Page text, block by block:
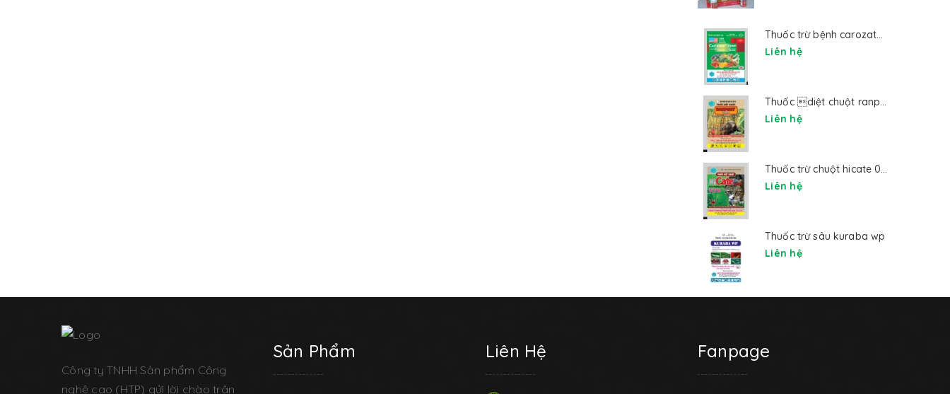
Thuốc trừ bệnh carozate 72wp
Liên hệ
Thuốc diệt chuột ranpart 2%ds
Liên hệ
Thuốc trừ chuột hicate 0.25wp
Liên hệ
Thuốc trừ sâu kuraba wp
Liên hệ
nghệ cao (HTP) gửi lời chào trân
trọng và chân thành cảm ơn sự
Sản Phẩm Liên Hệ Fanpage